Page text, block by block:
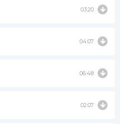
03:20
04:07
06:48
02:07